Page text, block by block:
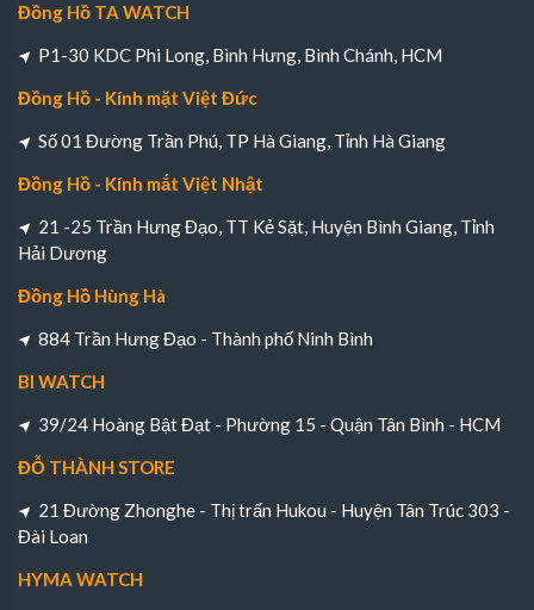
Đồng Hồ TA WATCH
P1-30 KDC Phi Long, Bình Hưng, Bình Chánh, HCM
Đồng Hồ - Kính mặt Việt Đức
Số 01 Đường Trần Phú, TP Hà Giang, Tỉnh Hà Giang
Đồng Hồ - Kính mắt Việt Nhật
21 -25 Trần Hưng Đạo, TT Kẻ Sặt, Huyện Bình Giang, Tỉnh
Hải Dương
Đồng Hồ Hùng Hà
884 Trần Hưng Đạo - Thành phố Ninh Bình
BI WATCH
39/24 Hoàng Bật Đạt - Phường 15 - Quận Tân Bình - HCM
ĐỖ THÀNH STORE
21 Đường Zhonghe - Thị trấn Hukou - Huyện Tân Trúc 303 -
Đài Loan
HYMA WATCH